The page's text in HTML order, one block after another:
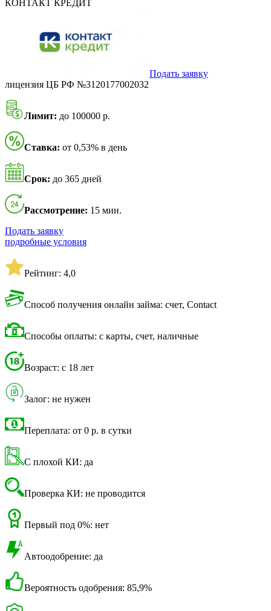
КОНТАКТ КРЕДИТ
Подать заявку
лицензия ЦБ РФ №3120177002032
Лимит: до 100000 р.
Ставка: от 0,53% в день
Срок: до 365 дней
Рассмотрение: 15 мин.
Подать заявку
подробные условия
Рейтинг: 4,0
Способ получения онлайн займа: счет, Contact
Способы оплаты: с карты, счет, наличные
Возраст: с 18 лет
Залог: не нужен
Переплата: от 0 р. в сутки
С плохой КИ: да
Проверка КИ: не проводится
Первый под 0%: нет
Автоодобрение: да
Вероятность одобрения: 85,9%